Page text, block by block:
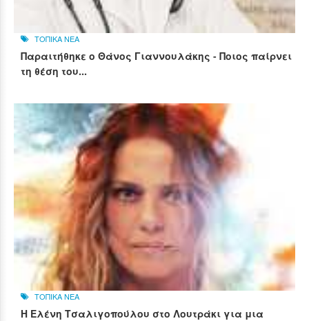
ΤΟΠΙΚΑ ΝΕΑ
Παραιτήθηκε ο Θάνος Γιαννουλάκης - Ποιος παίρνει
τη θέση του...
ΤΟΠΙΚΑ ΝΕΑ
Η Ελένη Τσαλιγοπούλου στο Λουτράκι για μια